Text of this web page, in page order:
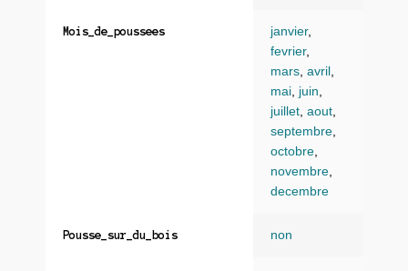
Mois_de_poussees janvier,
fevrier,
mars, avril ,
mai, juin,
juillet, aout,
septembre,
octobre,
novembre,
decembre
Pousse_sur_du_bois non